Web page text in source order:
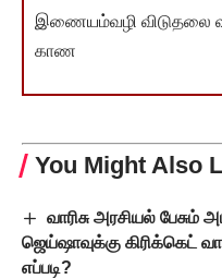
இணையம்வழி விடுதலை
காண
You Might Also
வாரிசு அரசியல்
ஜெய்ஷாவுக்கு கிரிக்கெட்
எப்படி?